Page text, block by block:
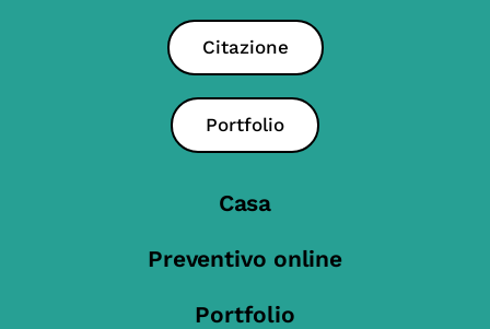
Citazione
Portfolio
Casa
Preventivo online
Portfolio